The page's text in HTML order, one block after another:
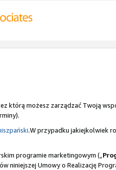
którą możesz zarządzać Twoją
.W przypadku jakiejkolwiek
programie marketingowym („
niniejszej Umowy o Realizację